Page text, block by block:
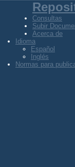
Consultas
Subir
Acerca de
Idioma
Español
Inglés
Normas para